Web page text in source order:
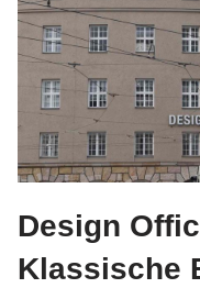
Design
Klassische